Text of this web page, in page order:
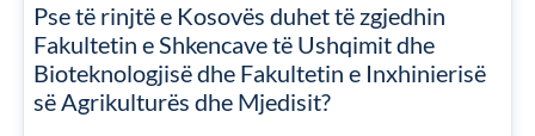
Pse të rinjtë e Kosovës duhet të zgjedhin
Fakultetin e Shkencave të Ushqimit dhe
Bioteknologjisë dhe Fakultetin e Inxhinierisë
së Agrikulturës dhe Mjedisit?